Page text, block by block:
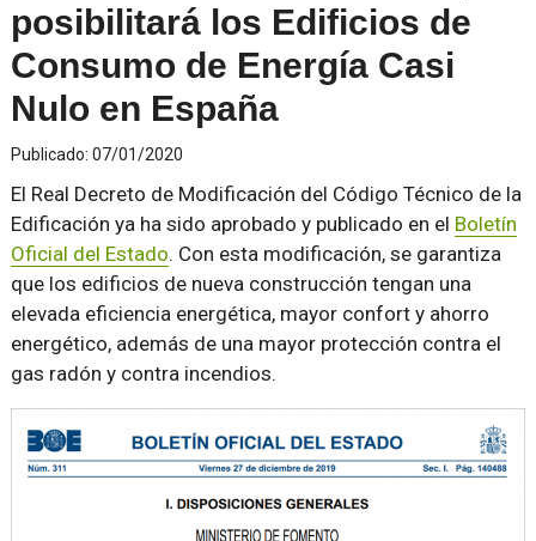
posibilitará los Edificios de
Consumo de Energía Casi
Nulo en España
Publicado: 07/01/2020
El Real Decreto de Modificación del Código Técnico de la
Edificación ya ha sido aprobado y publicado en el Boletín
Oficial del Estado. Con esta modificación, se garantiza
que los edificios de nueva construcción tengan una
elevada eficiencia energética, mayor confort y ahorro
energético, además de una mayor protección contra el
gas radón y contra incendios.